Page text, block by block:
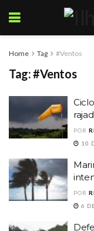
Home Tag #Ventos
Tag:#Ventos
POR
10
POR
6